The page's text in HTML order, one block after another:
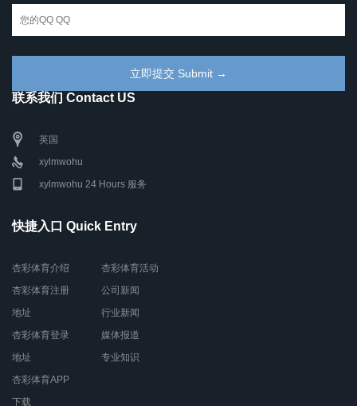
联系我们 Contact US
英国
xylmwohu
xylmwohu 24 Hours 服务
快捷入口 Quick Entry
杏彩体育介绍
杏彩体育注册
地址
杏彩体育登录
地址
杏彩体育APP
下载
杏彩体育活动
公司新闻
行业新闻
媒体报道
专业知识